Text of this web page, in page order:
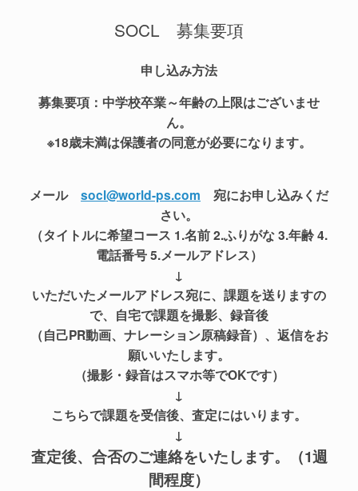
SOCL 募集要項
申し込み方法
募集要項：中学校卒業～年齢の上限はございませ
ん。
※18歳未満は保護者の同意が必要になります。
メール socl@world-ps.com 宛にお申し込みくだ
さい。
（タイトルに希望コース 1.名前 2.ふりがな 3.年齢 4.
電話番号 5.メールアドレス）
↓
いただいたメールアドレス宛に、課題を送りますの
で、自宅で課題を撮影、録音後
（自己PR動画、ナレーション原稿録音）、返信をお
願いいたします。
（撮影・録音はスマホ等でOKです）
↓
こちらで課題を受信後、査定にはいります。
↓
査定後、合否のご連絡をいたします。（1週
間程度）